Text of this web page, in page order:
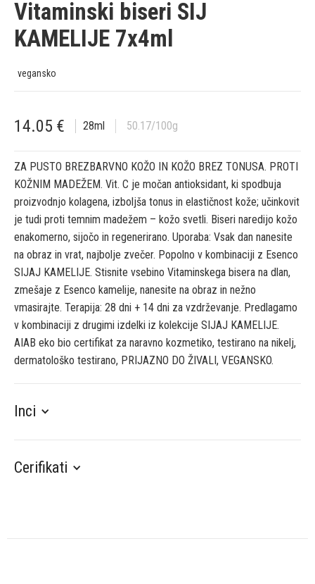
Vitaminski biseri SIJ
KAMELIJE 7x4ml
vegansko
14.05 € 28ml 50.17/100g
ZA PUSTO BREZBARVNO KOŽO IN KOŽO BREZ TONUSA. PROTI
KOŽNIM MADEŽEM. Vit. C je močan antioksidant, ki spodbuja
proizvodnjo kolagena, izboljša tonus in elastičnost kože; učinkovit
je tudi proti temnim madežem – kožo svetli. Biseri naredijo kožo
enakomerno, sijočo in regenerirano. Uporaba: Vsak dan nanesite
na obraz in vrat, najbolje zvečer. Popolno v kombinaciji z Esenco
SIJAJ KAMELIJE. Stisnite vsebino Vitaminskega bisera na dlan,
zmešaje z Esenco kamelije, nanesite na obraz in nežno
vmasirajte. Terapija: 28 dni + 14 dni za vzdrževanje. Predlagamo
v kombinaciji z drugimi izdelki iz kolekcije SIJAJ KAMELIJE.
AIAB eko bio certifikat za naravno kozmetiko, testirano na nikelj,
dermatološko testirano, PRIJAZNO DO ŽIVALI, VEGANSKO.
Inci
Cerifikati